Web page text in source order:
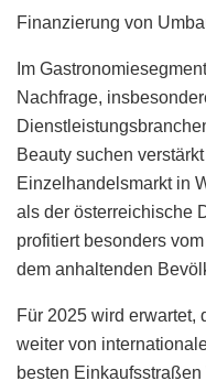
Finanzierung von
Im
Nachfrage,
Beauty suchen
Einzelhandelsmarkt in
als der österreichische
profitiert besonders
dem anhaltenden
Für 2025 wird erwartet,
weiter von
besten